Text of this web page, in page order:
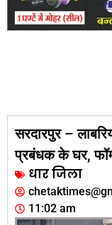
सरदारपुर –
प्रबंधक के घर, फॉर्म
धार जिला
11:02 am